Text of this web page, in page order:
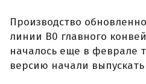
Производство
линии B0 главного
началось еще в феврале
версию начали